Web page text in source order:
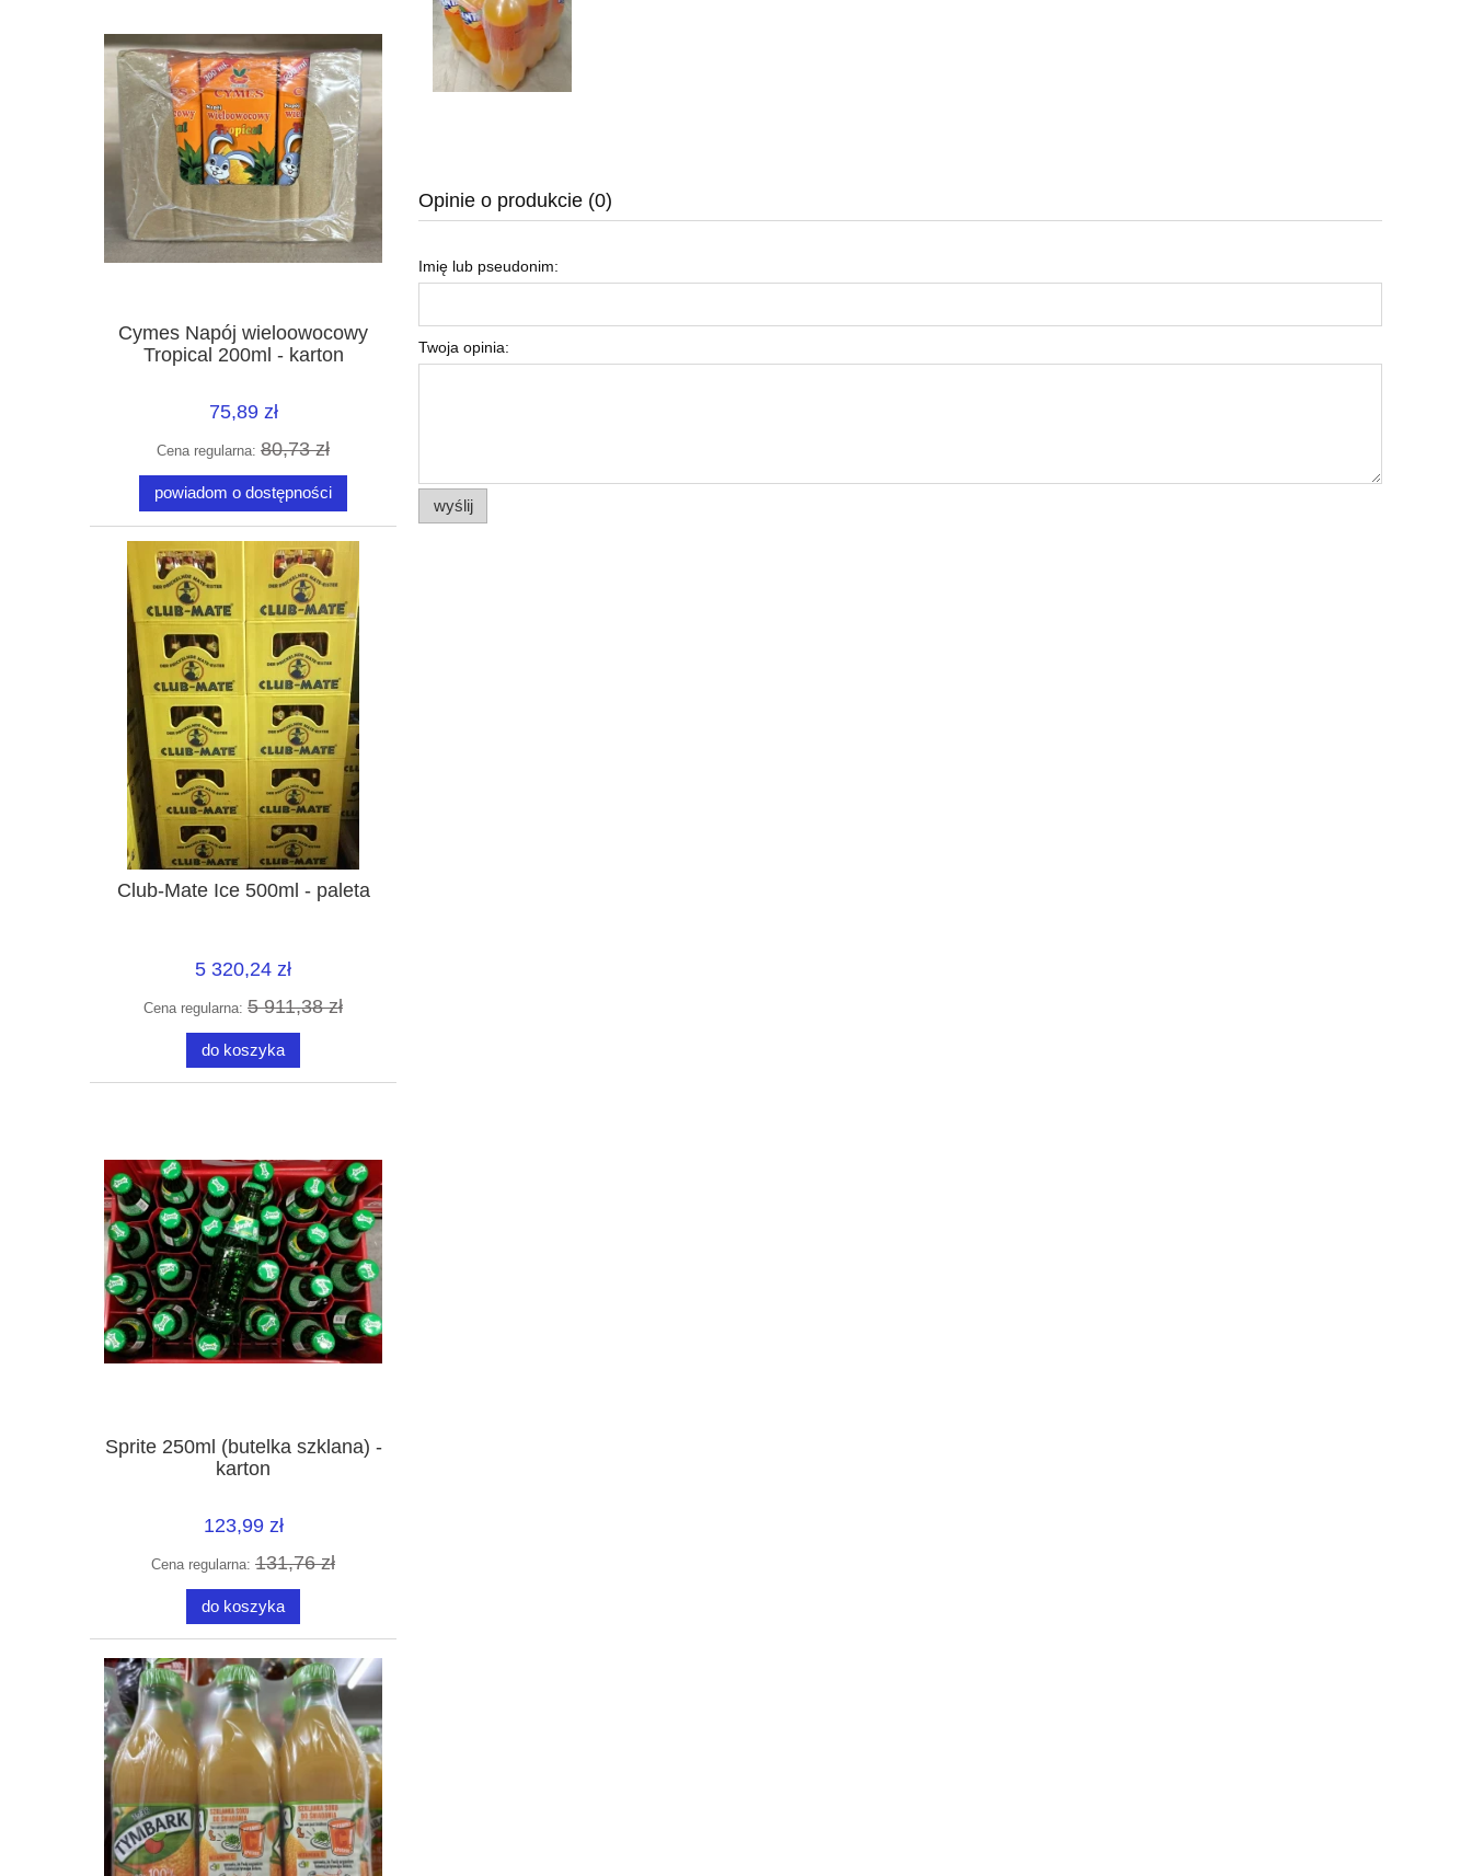
Cymes Napój wieloowocowy
Tropical 200ml - karton
75,89 zł
Cena regularna: 80,73 zł
powiadom o dostępności
Club-Mate Ice 500ml - paleta
5 320,24 zł
Cena regularna: 5 911,38 zł
do koszyka
Sprite 250ml (butelka szklana) -
karton
123,99 zł
Cena regularna: 131,76 zł
do koszyka
Opinie o produkcie (0)
Imię lub pseudonim:
Twoja opinia:
wyślij